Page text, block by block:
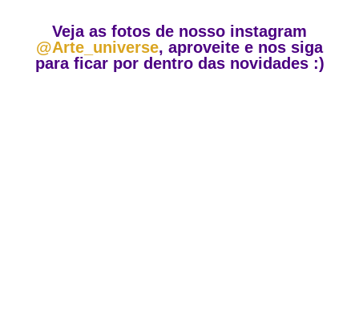
Veja as fotos de nosso instagram
@Arte_universe, aproveite e nos siga
para ficar por dentro das novidades :)